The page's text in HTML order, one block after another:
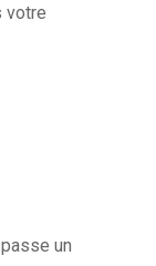
votre
passe un